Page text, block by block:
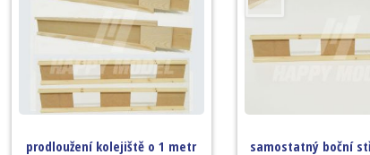
prodloužení kolejiště o 1 metr
samostatný boční